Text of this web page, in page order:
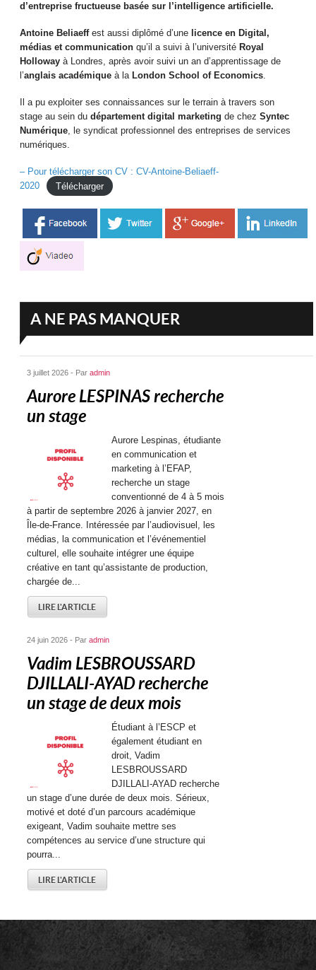
d’entreprise fructueuse basée sur l’intelligence artificielle.
Antoine Beliaeffest aussi diplômé d’une licence en Digital,
médias et communication qu’il a suivi à l’université Royal
Holloway à Londres, après avoir suivi un an d’apprentissage de
l’anglais académique à la London School of Economics.
Il a pu exploiter ses connaissances sur le terrain à travers son
stage au sein dudépartement digital marketing de chezSyntec
Numérique, le syndicat professionnel des entreprises de services
numériques.
– Pour télécharger son CV : CV-Antoine-Beliaeff-
2020
Télécharger
A NE PAS MANQUER
3 juillet 2026 - Paradmin
Aurore LESPINAS recherche
un stage
Aurore Lespinas, étudiante
en communication et
marketing à l’EFAP,
recherche un stage
conventionné de 4 à 5 mois
à partir de septembre 2026 à janvier 2027, en
Île-de-France. Intéressée par l’audiovisuel, les
médias, la communication et l’événementiel
culturel, elle souhaite intégrer une équipe
créative en tant qu’assistante de production,
chargée de...
LIRE L'ARTICLE
24 juin 2026 - Paradmin
Vadim LESBROUSSARD
DJILLALI-AYAD recherche
un stage de deux mois
Étudiant à l’ESCP et
également étudiant en
droit, Vadim
LESBROUSSARD
DJILLALI-AYAD recherche
un stage d’une durée de deux mois. Sérieux,
motivé et doté d’un parcours académique
exigeant, Vadim souhaite mettre ses
compétences au service d’une structure qui
pourra...
LIRE L'ARTICLE